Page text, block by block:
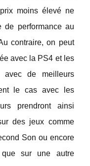
moins élevé ne
de performance au
contraire, on peut
avec la PS4 et les
avec de meilleurs
le cas avec les
prendront ainsi
des jeux comme
Son ou encore
sur une autre